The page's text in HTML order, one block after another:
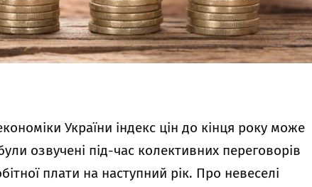
України індекс цін до кінця року може
озвучені під-час колективних переговорів
плати на наступний рік. Про невеселі